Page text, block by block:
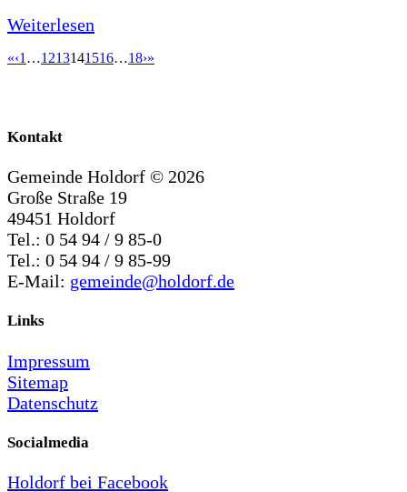
Weiterlesen
«‹1 …1213141516…18›»
Kontakt
Gemeinde Holdorf © 2026
Große Straße 19
49451 Holdorf
Tel.: 0 54 94 / 9 85-0
Tel.: 0 54 94 / 9 85-99
E-Mail: gemeinde@holdorf.de
Links
Impressum
Sitemap
Datenschutz
Socialmedia
Holdorf bei Facebook